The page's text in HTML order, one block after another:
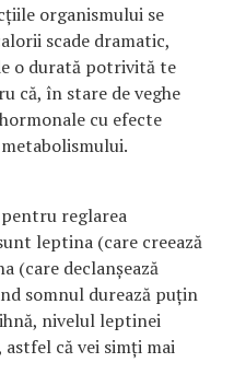
organismului se
scade dramatic,
o durată potrivită te
că, în stare de veghe
cu efecte
reglarea
leptina (care creează
(care declanșează
somnul durează puțin
nivelul leptinei
astfel că vei simți mai